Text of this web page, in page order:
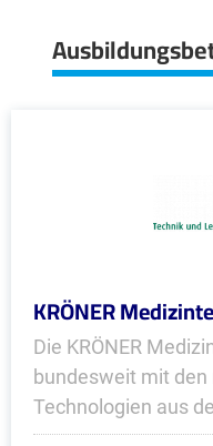
KRÖNER
Die KRÖNER
bundesweit mit
Technologien aus